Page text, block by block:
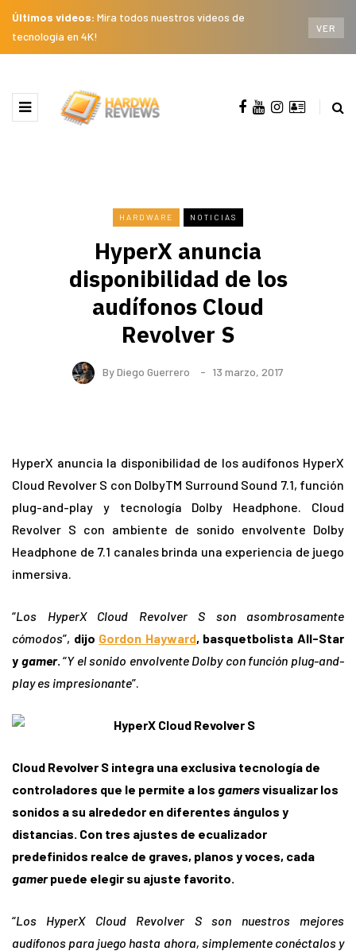
Últimos videos: Mira todos nuestros videos de
tecnología en 4K!
VER
HARDWARE NOTICIAS
HyperX anuncia
disponibilidad de los
audífonos Cloud
Revolver S
ByDiego Guerrero 13 marzo, 2017
HyperX anuncia la disponibilidad de los audífonos HyperX
Cloud Revolver S con DolbyTM Surround Sound 7.1, función
plug-and-play y tecnología Dolby Headphone. Cloud
Revolver S con ambiente de sonido envolvente Dolby
Headphone de 7.1 canales brinda una experiencia de juego
inmersiva.
“Los HyperX Cloud Revolver S son asombrosamente
cómodos”, dijo Gordon Hayward, basquetbolista All-Star
y gamer. “Y el sonido envolvente Dolby con función plug-and-
play es impresionante”.
Cloud Revolver S integra una exclusiva tecnología de
controladores que le permite a los gamersvisualizar los
sonidos a su alrededor en diferentes ángulos y
distancias. Con tres ajustes de ecualizador
predefinidos realce de graves, planos y voces, cada
gamerpuede elegir su ajuste favorito.
“Los HyperX Cloud Revolver S son nuestros mejores
audífonos para juego hasta ahora, simplemente conéctalos y